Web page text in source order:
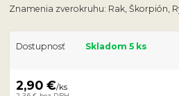
Znamenia zverokruhu: Rak, Škorpión,
Dostupnosť Skladom 5 ks
2,90 €/ks